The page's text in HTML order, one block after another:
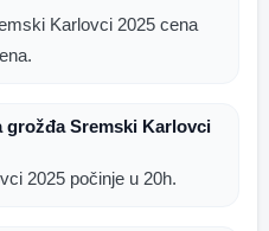
Karlovci 2025 cena
grožđa Sremski Karlovci
2025 počinje u 20h.